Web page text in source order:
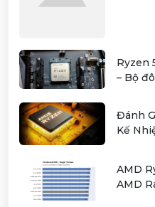
Ryzen
– Bộ
Đánh
Kế
AMD
AMD